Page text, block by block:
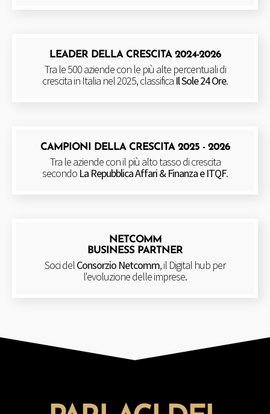
LEADER DELLA CRESCITA 2024-2026
Tra le 500 aziende con le più alte percentuali di
crescita in Italia nel 2025, classifica Il Sole 24 Ore.
CAMPIONI DELLA CRESCITA 2025 - 2026
Tra le aziende con il più alto tasso di crescita
secondo La Repubblica Affari & Finanza e ITQF.
NETCOMM
BUSINESS PARTNER
Soci del Consorzio Netcomm, il Digital hub per
l'evoluzione delle imprese.